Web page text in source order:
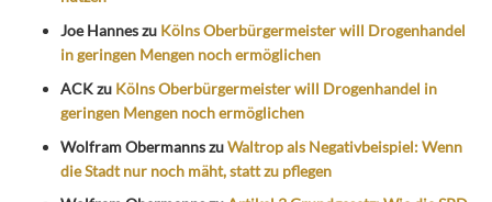
Joe Hanneszu Kölns Oberbürgermeister will Drogenhandel
in geringen Mengen noch ermöglichen
ACKzu Kölns Oberbürgermeister will Drogenhandel in
geringen Mengen noch ermöglichen
Wolfram ObermannszuWaltrop als Negativbeispiel: Wenn
die Stadt nur noch mäht, statt zu pflegen